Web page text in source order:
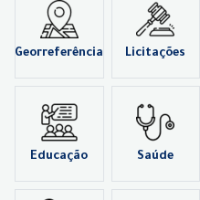
Georreferência Licitações
Educação Saúde